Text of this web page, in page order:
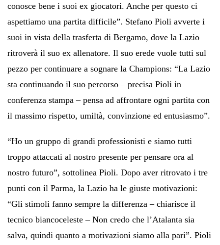
conosce bene i suoi ex giocatori. Anche per questo ci
aspettiamo una partita difficile”. Stefano Pioli avverte i
suoi in vista della trasferta di Bergamo, dove la Lazio
ritroverà il suo ex allenatore. Il suo erede vuole tutti sul
pezzo per continuare a sognare la Champions: “La Lazio
sta continuando il suo percorso – precisa Pioli in
conferenza stampa – pensa ad affrontare ogni partita con
il massimo rispetto, umiltà, convinzione ed entusiasmo”.
“Ho un gruppo di grandi professionisti e siamo tutti
troppo attaccati al nostro presente per pensare ora al
nostro futuro”, sottolinea Pioli. Dopo aver ritrovato i tre
punti con il Parma, la Lazio ha le giuste motivazioni:
“Gli stimoli fanno sempre la differenza – chiarisce il
tecnico biancoceleste – Non credo che l’Atalanta sia
salva, quindi quanto a motivazioni siamo alla pari”. Pioli